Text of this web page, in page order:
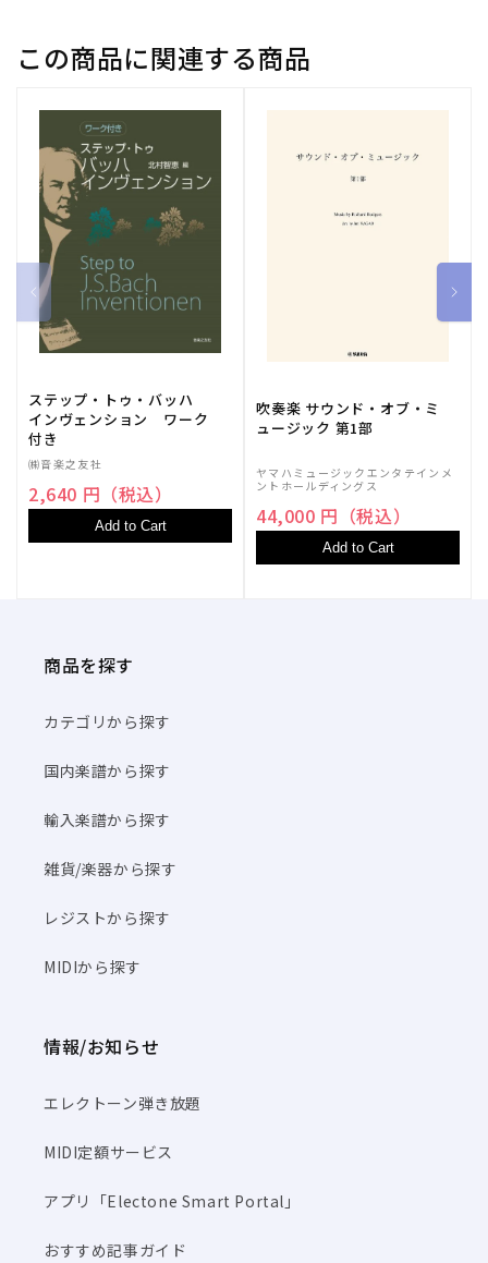
ォ
ル】
の
数
量
を
減
ら
す
ォ
ル】
の
数
量
を
増
や
この商品に関連する商品
ステップ・トゥ・バッハ
インヴェンション ワーク
付き
㈱音楽之友社
2,640 円（税込）
Add to Cart
吹奏楽 サウンド・オブ・ミ
ュージック 第1部
ヤマハミュージックエンタテインメ
ントホールディングス
44,000 円（税込）
Add to Cart
商品を探す
カテゴリから探す
国内楽譜から探す
輸入楽譜から探す
雑貨/楽器から探す
レジストから探す
MIDIから探す
情報/お知らせ
エレクトーン弾き放題
MIDI定額サービス
アプリ「Electone Smart Portal」
おすすめ記事ガイド